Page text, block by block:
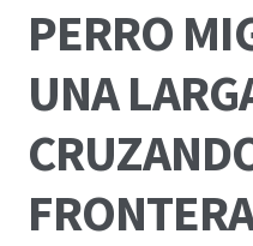
PERRO
UNA